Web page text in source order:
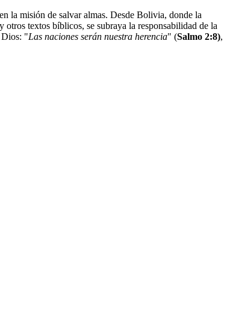
en la misión de salvar almas. Desde Bolivia, donde la
y otros textos bíblicos, se subraya la responsabilidad de la
Dios: "Las naciones serán nuestra herencia" (Salmo 2:8),